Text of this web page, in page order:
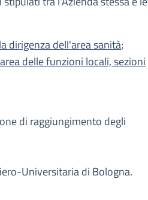
dirigenza dell'area sanità;
delle funzioni locali, sezioni
di raggiungimento degli
Universitaria di Bologna.